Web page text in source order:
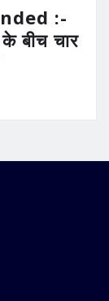
:-
बीच चार